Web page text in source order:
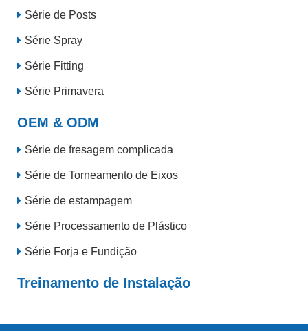
Série de Posts
Série Spray
Série Fitting
Série Primavera
OEM & ODM
Série de fresagem complicada
Série de Torneamento de Eixos
Série de estampagem
Série Processamento de Plástico
Série Forja e Fundição
Treinamento de Instalação